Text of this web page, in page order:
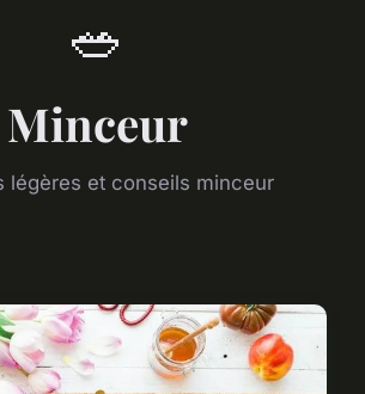
🥗
Minceur
légères et conseils minceur